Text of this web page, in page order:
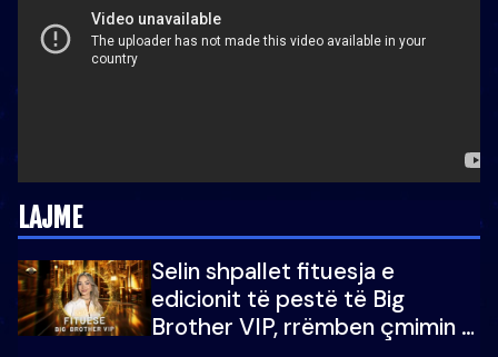
LAJME
Selin shpallet fituesja e
edicionit të pestë të Big
Brother VIP, rrëmben çmimin e